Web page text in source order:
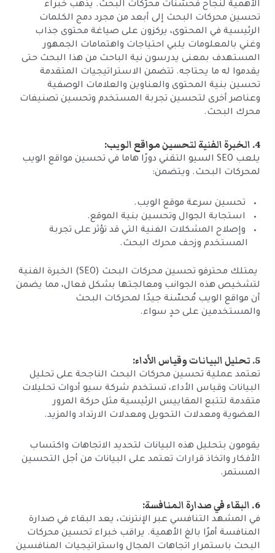
الأهمية لنجاح مُحسّنات محرّكات البحث. يذهب خبراء
تحسين محركات البحث إلى أبعد من مجرد دمج الكلمات
الرئيسية في المحتوى، يركزون على صياغة محتوى جذاب
وغني بالمعلومات يلبي احتياجات واهتمامات الجمهور
المستهدف بمعنى يدرسون نية الباحث من هذا البحث حتى
يقدموا له ما يحتاجه. تتضمن الاستراتيجيات المتقدمة
تحسين بنية المحتوى والعناوين والعلامات الوصفية
وعناصر أخرى لتحسين تجربة المستخدم وتحسين تصنيفات
محرك البحث.
4. الخبرة الفنية لتحسين مواقع الويب:
يلعب SEO السيو التقني دورًا هاما في تحسين مواقع الويب
لمحركات البحث. ويتضمن:
تحسين سرعة موقع الويب.
استجابة الجوال وتحسين بنية الموقع.
وإصلاح المشكلات الفنية التي قد تؤثر على تجربة
المستخدم وزحف محرك البحث.
يمتلك محترفو تحسين محركات البحث (SEO) الخبرة الفنية
لتشخيص هذه الجوانب ومعالجتها بشكل فعال، مما يضمن
أن مواقع الويب مُحسّنة جيدًا لمحركات البحث
والمستخدمين على حدٍ سواء.
5. تحليل البيانات وقياس الأداء:
تعتمد عملية تحسين محركات البحث الناجحة على تحليل
البيانات وقياس الأداء، تستخدم شركة سيو أدوات تحليلات
متقدمة لتتبع المقاييس الرئيسية مثل حركة المرور
العضوية ومعدلات التحويل ومعدلات الارتداد والمزيد.
يقومون بتحليل هذه البيانات لتحديد الاتجاهات واكتساب
الأفكار واتخاذ قرارات تعتمد على البيانات من أجل التحسين
المستمر.
6. البقاء في صدارة المنافسة:
في المشهد التنافسي عبر الإنترنت، يعد البقاء في صدارة
المنافسة أمرًا بالغ الأهمية. يراقب خبراء تحسين محركات
البحث باستمرار اتجاهات المجال واستراتيجيات المنافسين